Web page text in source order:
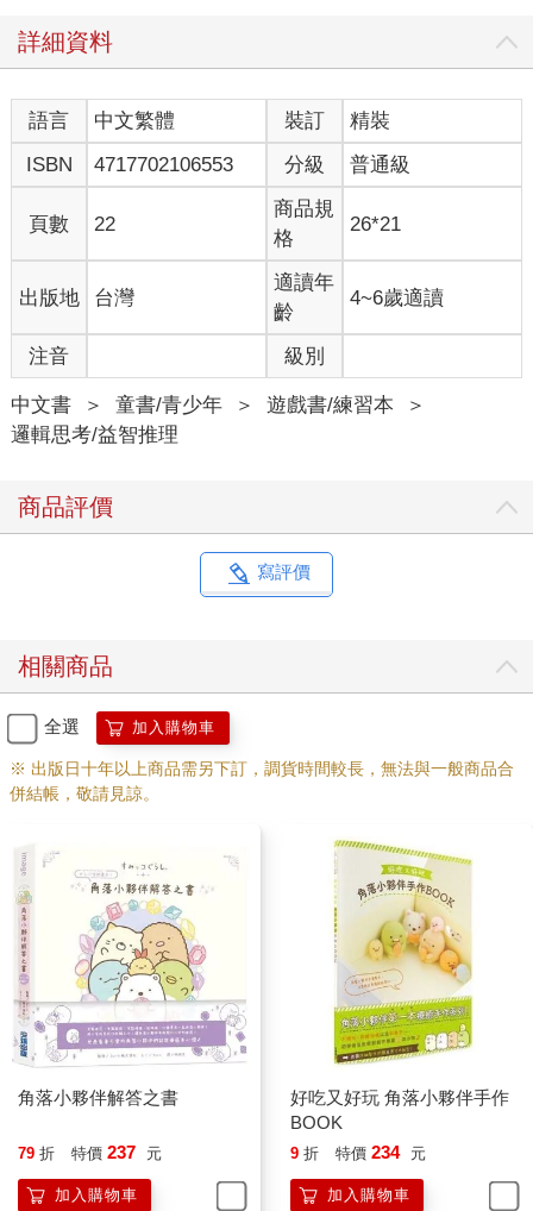
詳細資料
語言 中文繁體 裝訂
精裝
ISBN
4717702106553 分級 普通級
頁數 22
商品規
格
26*21
出版地 台灣
適讀年
齡
4~6歲適讀
注音 級別
中文書 ＞ 童書/青少年 ＞ 遊戲書/練習本
＞
邏輯思考/益智推理
商品評價
寫評價
相關商品
全選 加入購物車
※ 出版日十年以上商品需另下訂，調貨時間較長，無法與一般商品合
併結帳，敬請見諒。
角落小夥伴解答之書
79 折 特價 237 元
加入購物車
好吃又好玩 角落小夥伴手作
BOOK
9 折 特價 234 元
加入購物車